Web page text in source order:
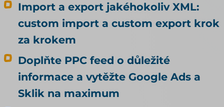
Import a export jakéhokoliv XML:
custom import a custom export krok
za krokem
Doplňte PPC feed o důležité
informace a vytěžte Google Ads a
Sklik na maximum